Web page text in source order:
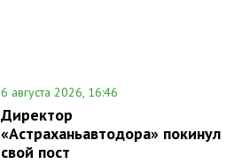
6 августа 2026, 16:46
Директор
«Астраханьавтодора» покинул
свой пост